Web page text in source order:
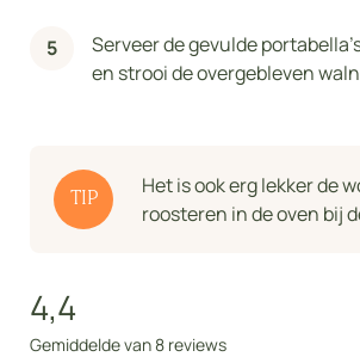
Serveer de gevulde
en strooi de overgebleven
TIP
Het is ook erg lekker de
roosteren in de oven bij
4,4
Gemiddelde van 8 reviews